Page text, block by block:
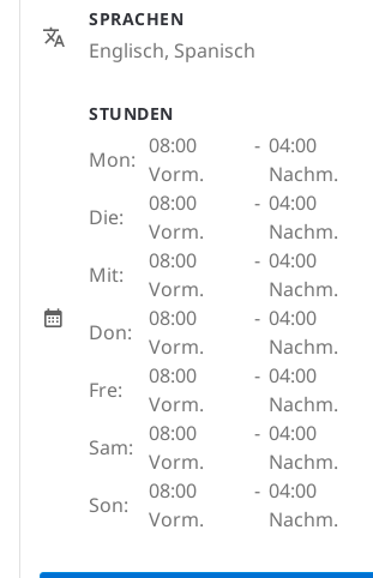
SPRACHEN
Englisch, Spanisch
STUNDEN
Mon:
08:00
Vorm.
- 04:00
Nachm.
Die:
08:00
Vorm.
- 04:00
Nachm.
Mit:
08:00
Vorm.
- 04:00
Nachm.
Don:
08:00
Vorm.
- 04:00
Nachm.
Fre:
08:00
Vorm.
- 04:00
Nachm.
Sam:
08:00
Vorm.
- 04:00
Nachm.
Son:
08:00
Vorm.
- 04:00
Nachm.